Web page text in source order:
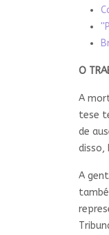
O
A
tese
de
disso,
A